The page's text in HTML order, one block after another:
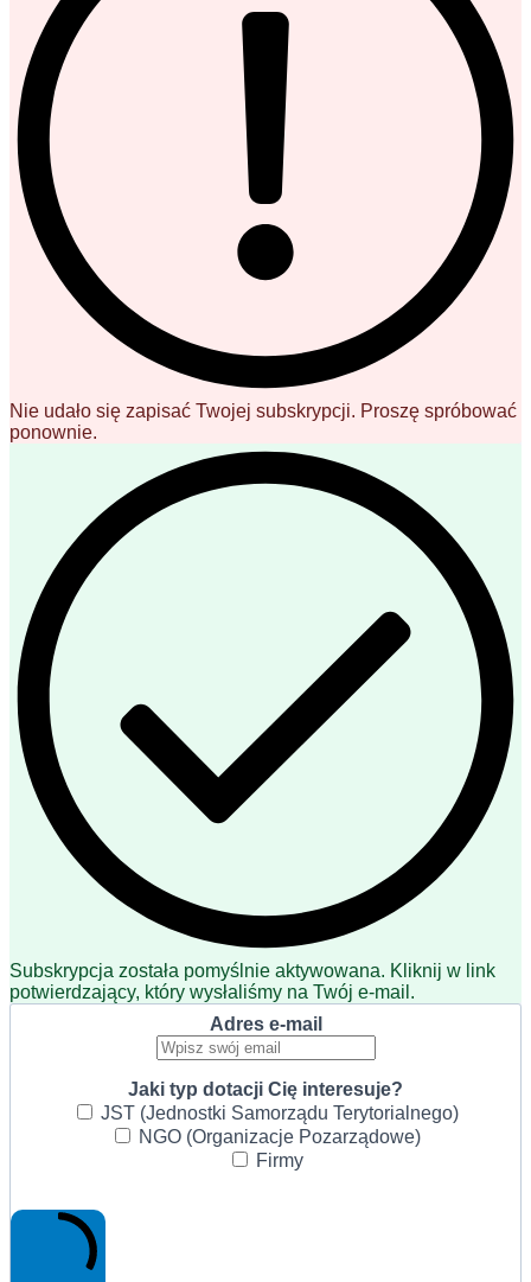
Nie udało się zapisać Twojej subskrypcji. Proszę spróbować
ponownie.
Subskrypcja została pomyślnie aktywowana. Kliknij w link
potwierdzający, który wysłaliśmy na Twój e-mail.
Adres e-mail
Jaki typ dotacji Cię interesuje?
JST (Jednostki Samorządu Terytorialnego)
NGO (Organizacje Pozarządowe)
Firmy